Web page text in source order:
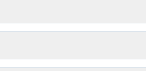
taux pour les montants plus importants.